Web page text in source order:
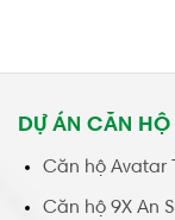
DỰ ÁN CĂN HỘ
Căn hộ Avatar
Căn hộ 9X An